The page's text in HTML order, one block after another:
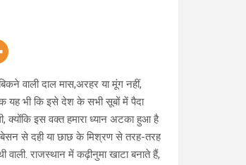
वाली दाल मास,अरहर या मूंग नहीं,
यह भी कि इसे देश के सभी सूबों में पैदा
क्योंकि इस वक्त हमारा ध्यान अटका हुआ है
से दही या छाछ के मिश्रण से तरह-तरह
वाली. राजस्थान में कढ़ीनुमा खाटा बनाते हैं,